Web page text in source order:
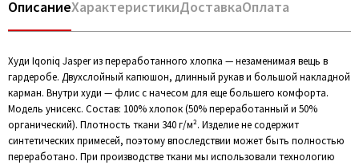
ОписаниеХарактеристикиДоставкаОплата
Худи Iqoniq Jasper из переработанного хлопка — незаменимая вещь в
гардеробе. Двухслойный капюшон, длинный рукав и большой накладной
карман. Внутри худи — флис с начесом для еще большего комфорта.
Модель унисекс. Состав: 100% хлопок (50% переработанный и 50%
органический). Плотность ткани 340 г/м². Изделие не содержит
синтетических примесей, поэтому впоследствии может быть полностью
переработано. При производстве ткани мы использовали технологию